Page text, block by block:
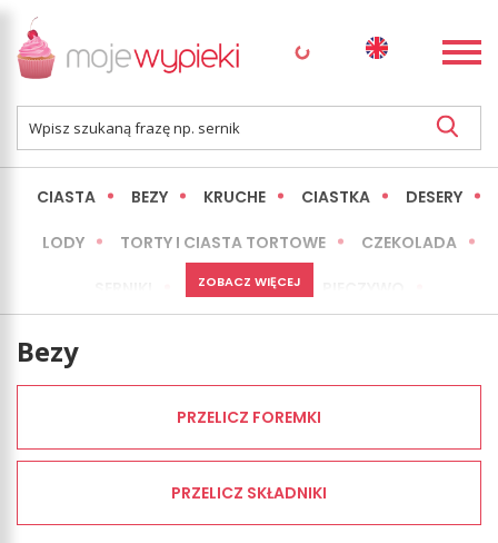
CIASTA BEZY KRUCHE CIASTKA DESERY
LODY TORTY I CIASTA TORTOWE CZEKOLADA
MINI WYPIEKI
ZOBACZ WIĘCEJ
Bezy
PRZELICZ FOREMKI
PRZELICZ SKŁADNIKI